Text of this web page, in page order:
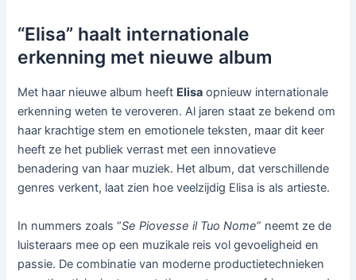
“Elisa” haalt internationale
erkenning met nieuwe album
Met haar nieuwe album heeft Elisa opnieuw internationale
erkenning weten te veroveren. Al jaren staat ze bekend om
haar krachtige stem en emotionele teksten, maar dit keer
heeft ze het publiek verrast met een innovatieve
benadering van haar muziek. Het album, dat verschillende
genres verkent, laat zien hoe veelzijdig Elisa is als artieste.
In nummers zoals “Se Piovesse il Tuo Nome” neemt ze de
luisteraars mee op een muzikale reis vol gevoeligheid en
passie. De combinatie van moderne productietechnieken